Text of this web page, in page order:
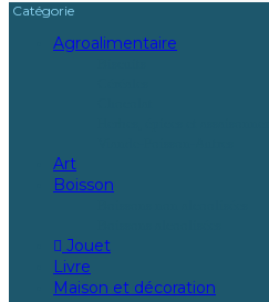
Catégorie
Agroalimentaire
Art
Boisson
Jouet
Livre
Maison et décoration